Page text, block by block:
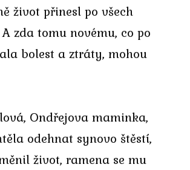
život přinesl po všech
zda tomu novému, co po
bolest a ztráty, mohou
Ondřejova maminka,
odehnat synovo štěstí,
život, ramena se mu